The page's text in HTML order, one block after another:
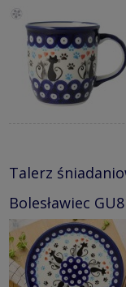
Talerz
Bolesławiec